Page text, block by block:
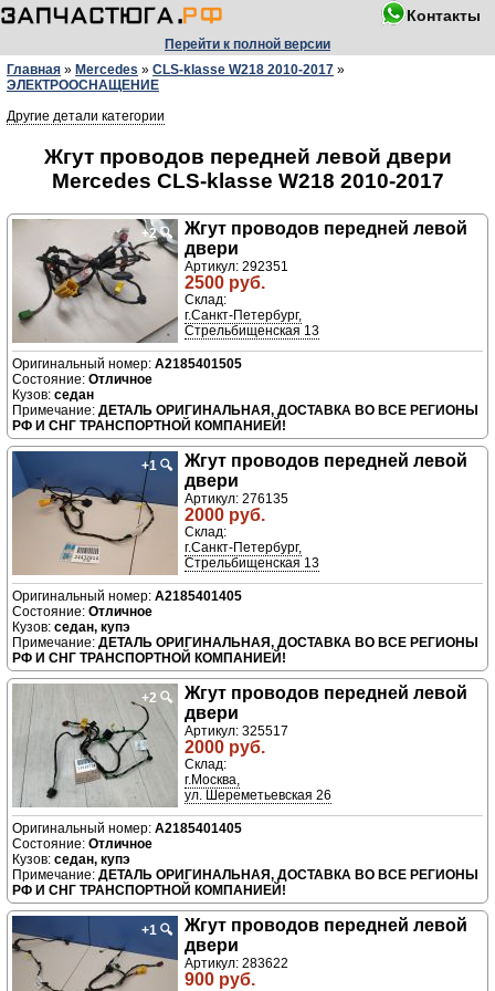
Контакты
Перейти к полной версии
Главная » Mercedes » CLS-klasse W218 2010-2017 »
ЭЛЕКТРООСНАЩЕНИЕ
Другие детали категории
Жгут проводов передней левой двери
Mercedes CLS-klasse W218 2010-2017
+2🔍
Жгут проводов передней левой
двери
Артикул: 292351
2500 руб.
Склад:
г.Санкт-Петербург,
Стрельбищенская 13
A2185401505
Отличное
седан
ДЕТАЛЬ ОРИГИНАЛЬНАЯ, ДОСТАВКА ВО ВСЕ РЕГИОНЫ
РФ И СНГ ТРАНСПОРТНОЙ КОМПАНИЕЙ!
+1 🔍
Жгут проводов передней левой
двери
Артикул: 276135
2000 руб.
Склад:
г.Санкт-Петербург,
Стрельбищенская 13
A2185401405
Отличное
седан, купэ
ДЕТАЛЬ ОРИГИНАЛЬНАЯ, ДОСТАВКА ВО ВСЕ РЕГИОНЫ
РФ И СНГ ТРАНСПОРТНОЙ КОМПАНИЕЙ!
+2 🔍
Жгут проводов передней левой
двери
Артикул: 325517
2000 руб.
Склад:
г.Москва,
ул. Шереметьевская 26
A2185401405
Отличное
седан, купэ
ДЕТАЛЬ ОРИГИНАЛЬНАЯ, ДОСТАВКА ВО ВСЕ РЕГИОНЫ
РФ И СНГ ТРАНСПОРТНОЙ КОМПАНИЕЙ!
+1 🔍
Жгут проводов передней левой
двери
Артикул: 283622
900 руб.